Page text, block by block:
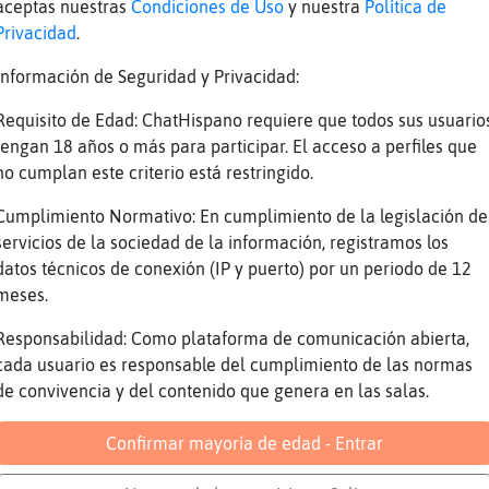
nuestras Condiciones de Uso y nuestra Política de
.
de Seguridad y Privacidad:
de Edad: ChatHispano requiere que todos sus
18 años o más para participar. El acceso a perfiles que
cumplan este criterio está restringido.
Normativo: En cumplimiento de la legislación de
de la sociedad de la información, registramos los
técnicos de conexión (IP y puerto) por un periodo de 12
Como plataforma de comunicación abierta,
usuario es responsable del cumplimiento de las normas
convivencia y del contenido que genera en las salas.
Confirmar mayoría de edad - Entrar
MurcielagoDelMonton: menos problemas
XD
y mas mujeres
Pa ti toas
yoesque soy como Pique
llevo un Casio antes que un Rolex
Jajajajajja los casio
y prefiero a dos de 22
XD
j0asj0asj0as
Haces bien, vive y sin problemas